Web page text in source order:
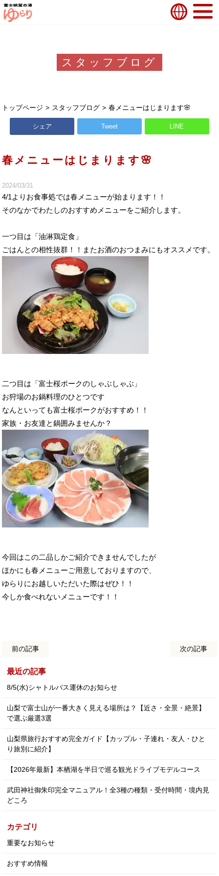
スタッフブログ
トップページ スタッフブログ 春メニューはじまります🌸
シェア Tweet LINE
春メニューはじまります🌸
2024/03/31
4/1よりお食事処では春メニューが始まります！！
そのなかでわたしのおすすめメニューをご紹介します。
一つ目は「油淋鶏定食」
ごはんとの相性抜群！！またお酒のおつまみにもオススメです。
二つ目は「富士桜ポークのしゃぶしゃぶ」
お狩場のお鍋料理のひとつです
なんといっても富士桜ポークがおすすめ！！
家族・お友達と鍋囲みませんか？
今回はこの二品しかご紹介できませんでしたが
ほかにも春メニューご用意しておりますので、
ゆらりにお越しいただいた際はぜひ！！
今しか食べれないメニューです！！
前の記事 次の記事
最近の記事
8/5(水)シャトルバス運休のお知らせ
山梨で富士山が一番大きく見える場所は？【近さ・全景・絶景】
で選ぶ厳選3選
山梨県旅行おすすめ完全ガイド【カップル・子連れ・友人・ひと
り旅別に紹介】
【2026年最新】本栖湖を半日で巡る観光ドライブモデルコース
武田神社御朱印完全マニュアル！全3種の種類・受付時間・境内見
どころ
カテゴリ
重要なお知らせ
おすすめ情報